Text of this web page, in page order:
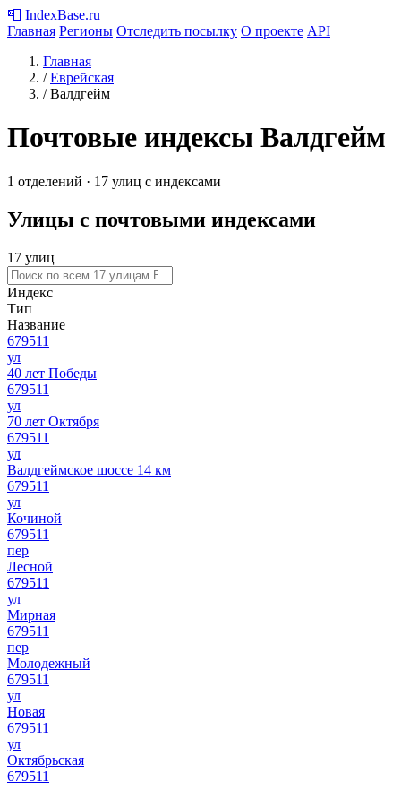
📮 IndexBase.ru
Главная Регионы Отследить посылку О проекте API
Главная
/ Еврейская
/ Валдгейм
Почтовые индексы Валдгейм
1 отделений · 17 улиц с индексами
Улицы с почтовыми индексами
17 улиц
Индекс
Тип
Название
679511
ул
40 лет Победы
679511
ул
70 лет Октября
679511
ул
Валдгеймское шоссе 14 км
679511
ул
Кочиной
679511
пер
Лесной
679511
ул
Мирная
679511
пер
Молодежный
679511
ул
Новая
679511
ул
Октябрьская
679511